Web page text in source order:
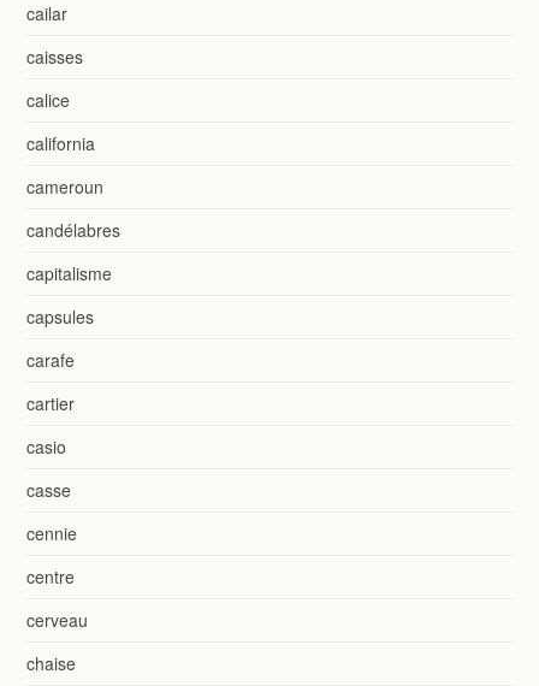
cailar
caisses
calice
california
cameroun
candélabres
capitalisme
capsules
carafe
cartier
casio
casse
cennie
centre
cerveau
chaise